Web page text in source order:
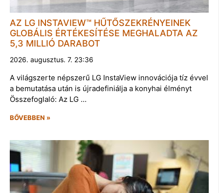
AZ LG INSTAVIEW™ HŰTŐSZEKRÉNYEINEK
GLOBÁLIS ÉRTÉKESÍTÉSE MEGHALADTA AZ
5,3 MILLIÓ DARABOT
2026. augusztus. 7. 23:36
A világszerte népszerű LG InstaView innovációja tíz évvel
a bemutatása után is újradefiniálja a konyhai élményt
Összefoglaló: Az LG …
BŐVEBBEN »